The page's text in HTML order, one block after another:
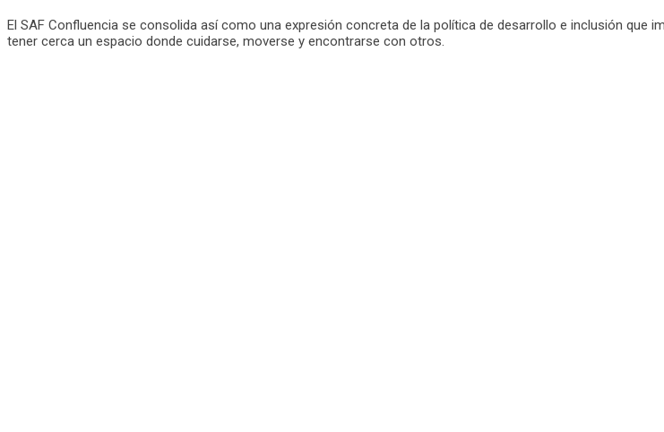
El SAF Confluencia se consolida así como una expresión concreta de la política de desarrollo e inclusión que
tener cerca un espacio donde cuidarse, moverse y encontrarse con otros.